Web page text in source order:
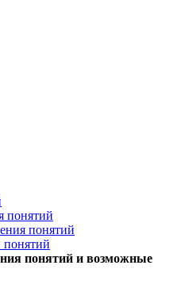
понятий
понятий
понятий и возможные